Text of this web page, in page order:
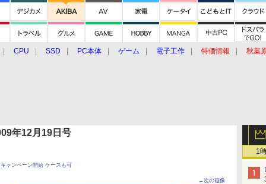
CPU SSD PC本体 ゲーム 電子工作 特価情報
秋葉
1
年12月19日号
ャンペーン開始 ケースも可
→次の画像